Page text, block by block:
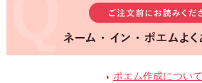
ポエム作成について